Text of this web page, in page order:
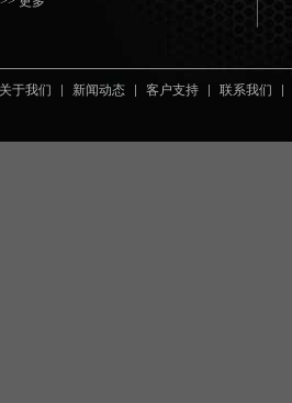
关于我们 新闻动态 客户支持 联系我们